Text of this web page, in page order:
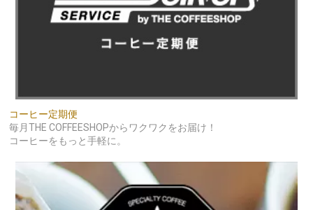
コーヒー定期便
毎月THE COFFEESHOPからワクワクをお届け！
コーヒーをもっと手軽に。